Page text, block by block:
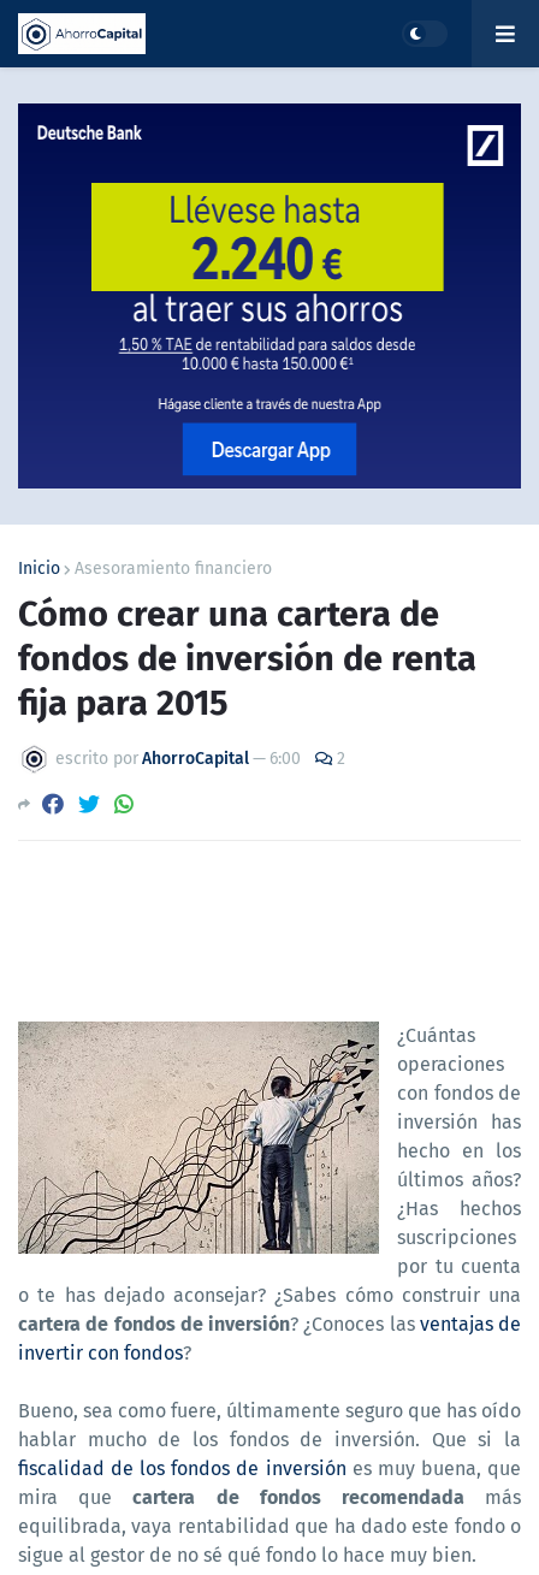
Inicio Asesoramiento financiero
Cómo crear una cartera de
fondos de inversión de renta
fija para 2015
escrito porAhorroCapital— 6:00 2
¿Cuántas
operaciones
con fondos de
inversión has
hecho en los
últimos años?
¿Has hechos
suscripciones
por tu cuenta
o te has dejado aconsejar? ¿Sabes cómo construir una
cartera de fondos de inversión? ¿Conoces las ventajas de
invertir con fondos?
Bueno, sea como fuere, últimamente seguro que has oído
hablar mucho de los fondos de inversión. Que si la
fiscalidad de los fondos de inversión es muy buena, que
mira quecartera de fondos recomendadamás
equilibrada, vaya rentabilidad que ha dado este fondo o
sigue al gestor de no sé qué fondo lo hace muy bien.